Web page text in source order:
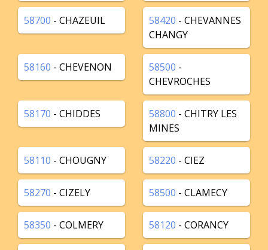
58700 - CHAZEUIL 58420 - CHEVANNES
CHANGY
58160 - CHEVENON 58500 -
CHEVROCHES
58170 - CHIDDES 58800 - CHITRY LES
MINES
58110 - CHOUGNY 58220 - CIEZ
58270 - CIZELY 58500 - CLAMECY
58350 - COLMERY 58120 - CORANCY